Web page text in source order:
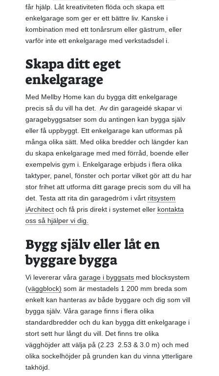
får hjälp. Låt kreativiteten flöda och skapa ett
enkelgarage som ger er ett bättre liv. Kanske i
kombination med ett tonårsrum eller gästrum, eller
varför inte ett enkelgarage med verkstadsdel i.
Skapa ditt eget
enkelgarage
Med Mellby Home kan du bygga ditt enkelgarage
precis så du vill ha det. Av din garageidé skapar vi
garagebyggsatser som du antingen kan bygga själv
eller få uppbyggt. Ett enkelgarage kan utformas på
många olika sätt. Med olika bredder och längder kan
du skapa enkelgarage med med förråd, boende eller
exempelvis gym i. Enkelgarage erbjuds i flera olika
taktyper, panel, fönster och portar vilket gör att du har
stor frihet att utforma ditt garage precis som du vill ha
det. Testa att rita din garagedröm i vårt ritsystem
iArchitectoch få pris direkt i systemet eller kontakta
oss så hjälper vi dig.
Bygg själv eller låt en
byggare bygga
Vi levererar våra garage i byggsatsmed blocksystem
(väggblock) som är mestadels 1 200 mm breda som
enkelt kan hanteras av både byggare och dig som vill
bygga själv. Våra garage finns i flera olika
standardbredder och du kan bygga ditt enkelgarage i
stort sett hur långt du vill. Det finns tre olika
vägghöjder att välja på (2.23 2.53 & 3.0 m) och med
olika sockelhöjder på grunden kan du vinna ytterligare
takhöjd.